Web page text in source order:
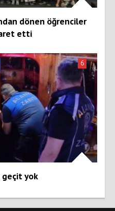
dönen öğrenciler
etti
geçit yok
6